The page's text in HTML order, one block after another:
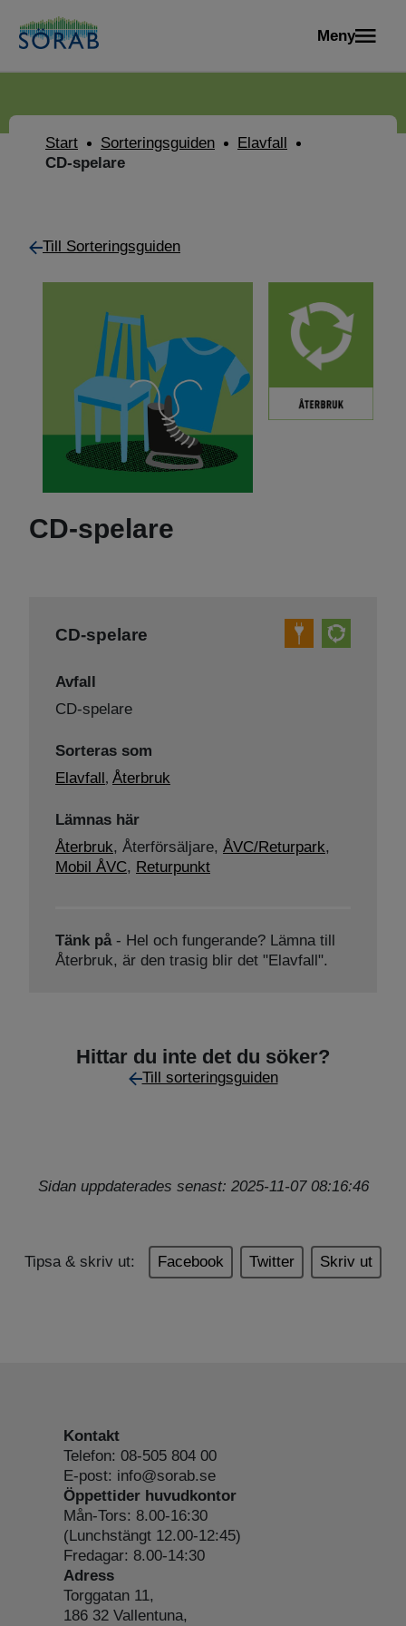
Meny
Start Sorteringsguiden
Elavfall
CD-spelare
Till Sorteringsguiden
CD-spelare
CD-spelare
Avfall
CD-spelare
Sorteras som
Elavfall, Återbruk
Lämnas här
Återbruk, Återförsäljare, ÅVC/Returpark,
Mobil ÅVC, Returpunkt
Tänk på- Hel och fungerande? Lämna till
Återbruk, är den trasig blir det "Elavfall".
Hittar du inte det du söker?
Till sorteringsguiden
Sidan uppdaterades senast: 2025-11-07 08:16:46
Tipsa & skriv ut: Facebook Twitter Skriv ut
Kontakt
Telefon: 08-505 804 00
E-post: info@sorab.se
Öppettider huvudkontor
Mån-Tors: 8.00-16:30
(Lunchstängt 12.00-12:45)
Fredagar: 8.00-14:30
Adress
Torggatan 11,
186 32 Vallentuna,